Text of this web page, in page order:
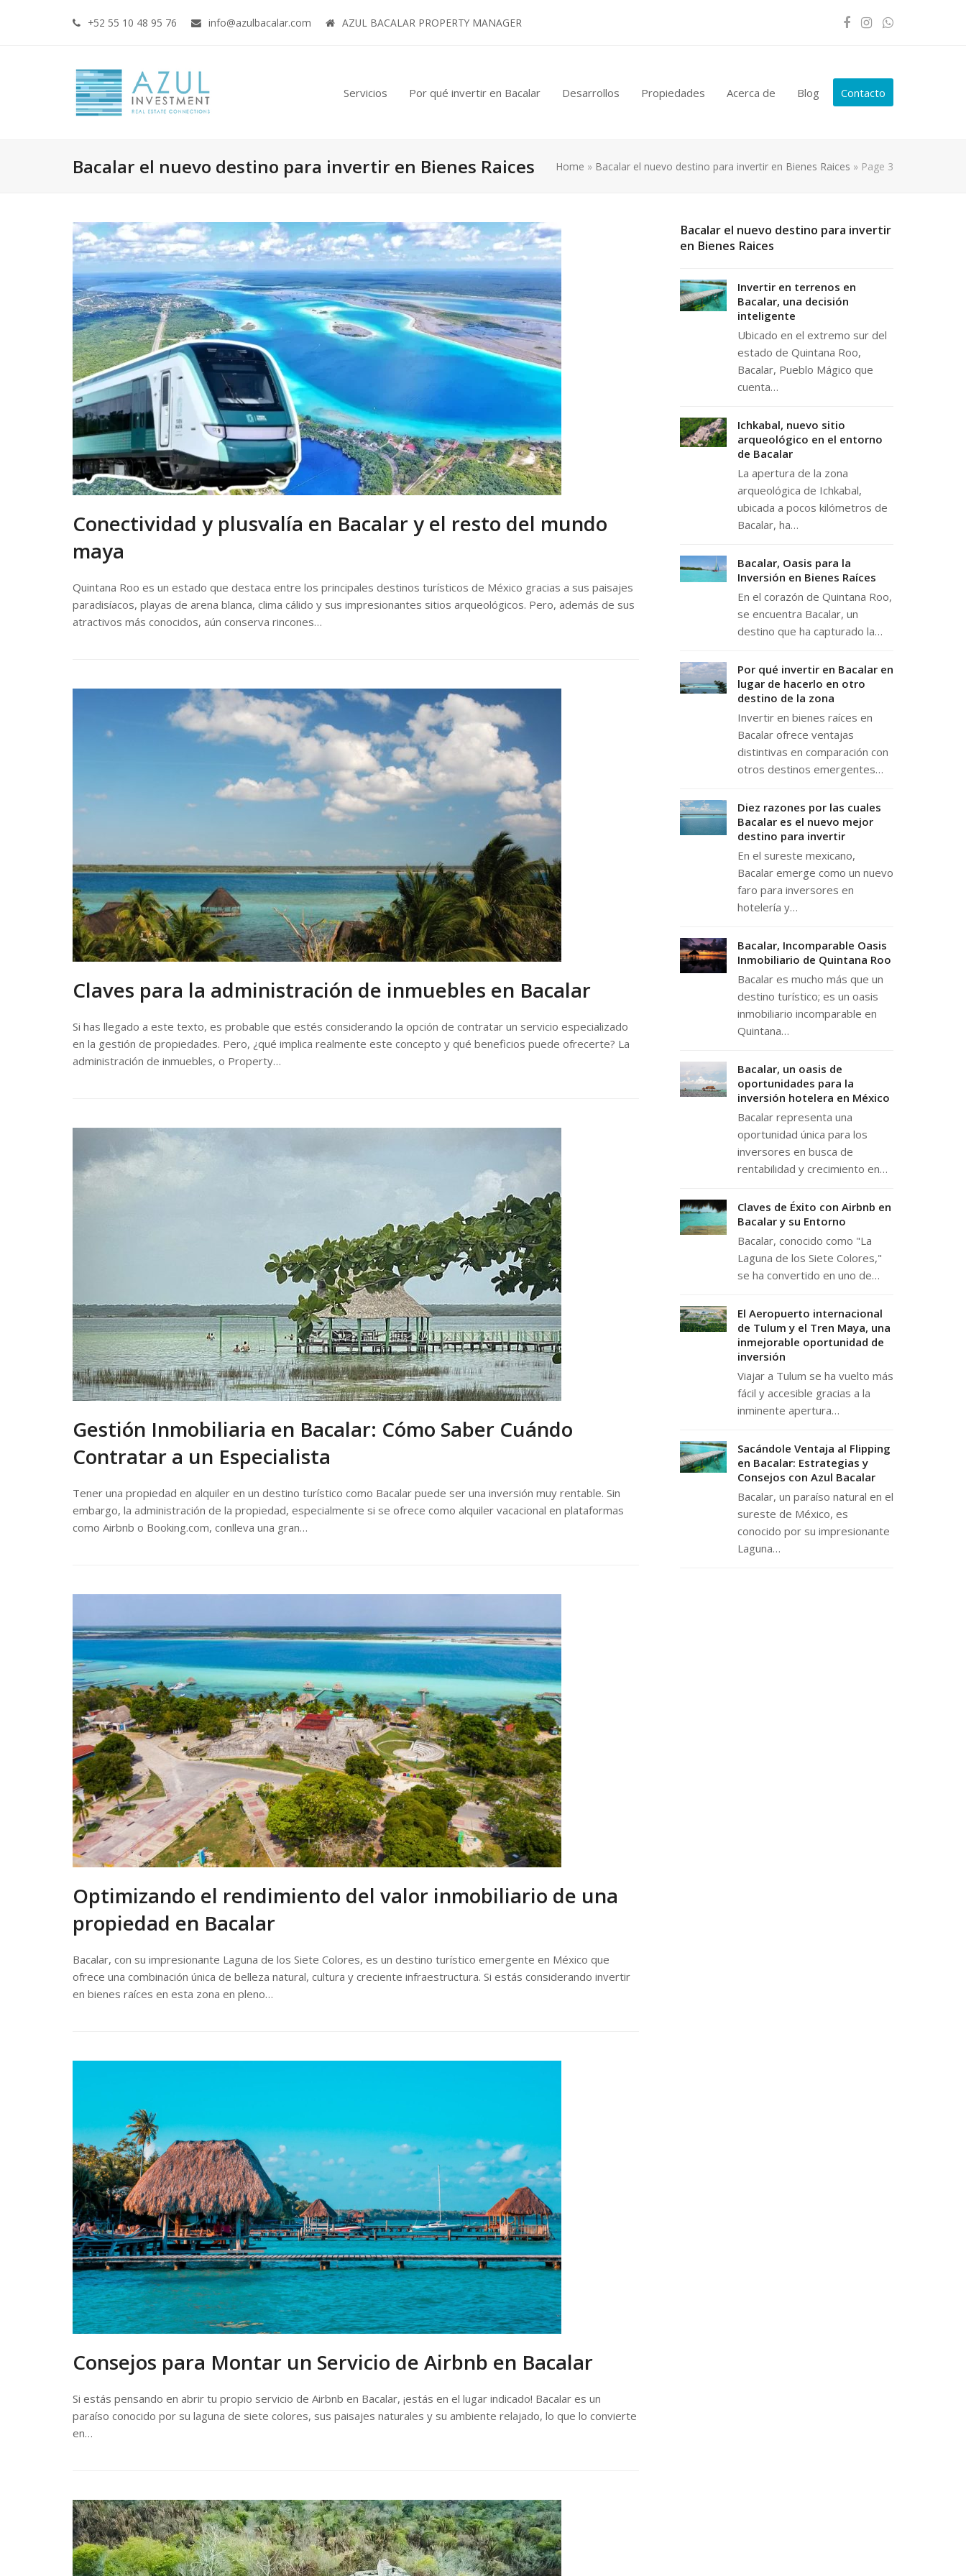
+52 55 10 48 95 76 info@azulbacalar.com AZUL BACALAR PROPERTY MANAGER Facebook
Instagram
Whatsapp
Servicios Por qué invertir en Bacalar Desarrollos Propiedades Acerca de Blog Contacto
Bacalar el nuevo destino para invertir en Bienes Raices Home » Bacalar el nuevo destino para invertir en Bienes Raices » Page 3
Conectividad y plusvalía en Bacalar y el resto del mundo
maya
Quintana Roo es un estado que destaca entre los principales destinos turísticos de México gracias a sus paisajes
paradisíacos, playas de arena blanca, clima cálido y sus impresionantes sitios arqueológicos. Pero, además de sus
atractivos más conocidos, aún conserva rincones…
Claves para la administración de inmuebles en Bacalar
Si has llegado a este texto, es probable que estés considerando la opción de contratar un servicio especializado
en la gestión de propiedades. Pero, ¿qué implica realmente este concepto y qué beneficios puede ofrecerte? La
administración de inmuebles, o Property…
Gestión Inmobiliaria en Bacalar: Cómo Saber Cuándo
Contratar a un Especialista
Tener una propiedad en alquiler en un destino turístico como Bacalar puede ser una inversión muy rentable. Sin
embargo, la administración de la propiedad, especialmente si se ofrece como alquiler vacacional en plataformas
como Airbnb o Booking.com, conlleva una gran…
Optimizando el rendimiento del valor inmobiliario de una
propiedad en Bacalar
Bacalar, con su impresionante Laguna de los Siete Colores, es un destino turístico emergente en México que
ofrece una combinación única de belleza natural, cultura y creciente infraestructura. Si estás considerando invertir
en bienes raíces en esta zona en pleno…
Consejos para Montar un Servicio de Airbnb en Bacalar
Si estás pensando en abrir tu propio servicio de Airbnb en Bacalar, ¡estás en el lugar indicado! Bacalar es un
paraíso conocido por su laguna de siete colores, sus paisajes naturales y su ambiente relajado, lo que lo convierte
en…
Bacalar el nuevo destino para invertir
en Bienes Raices
Invertir en terrenos en
Bacalar, una decisión
inteligente
Ubicado en el extremo sur del
estado de Quintana Roo,
Bacalar, Pueblo Mágico que
cuenta…
Ichkabal, nuevo sitio
arqueológico en el entorno
de Bacalar
La apertura de la zona
arqueológica de Ichkabal,
ubicada a pocos kilómetros de
Bacalar, ha…
Bacalar, Oasis para la
Inversión en Bienes Raíces
En el corazón de Quintana Roo,
se encuentra Bacalar, un
destino que ha capturado la…
Por qué invertir en Bacalar en
lugar de hacerlo en otro
destino de la zona
Invertir en bienes raíces en
Bacalar ofrece ventajas
distintivas en comparación con
otros destinos emergentes…
Diez razones por las cuales
Bacalar es el nuevo mejor
destino para invertir
En el sureste mexicano,
Bacalar emerge como un nuevo
faro para inversores en
hotelería y…
Bacalar, Incomparable Oasis
Inmobiliario de Quintana Roo
Bacalar es mucho más que un
destino turístico; es un oasis
inmobiliario incomparable en
Quintana…
Bacalar, un oasis de
oportunidades para la
inversión hotelera en México
Bacalar representa una
oportunidad única para los
inversores en busca de
rentabilidad y crecimiento en…
Claves de Éxito con Airbnb en
Bacalar y su Entorno
Bacalar, conocido como "La
Laguna de los Siete Colores,"
se ha convertido en uno de…
El Aeropuerto internacional
de Tulum y el Tren Maya, una
inmejorable oportunidad de
inversión
Viajar a Tulum se ha vuelto más
fácil y accesible gracias a la
inminente apertura…
Sacándole Ventaja al Flipping
en Bacalar: Estrategias y
Consejos con Azul Bacalar
Bacalar, un paraíso natural en el
sureste de México, es
conocido por su impresionante
Laguna…